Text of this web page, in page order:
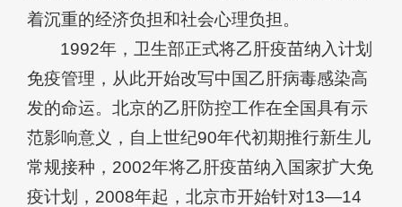
着沉重的经济负担和社会心理负担。
1992年，卫生部正式将乙肝疫苗纳入计划
免疫管理，从此开始改写中国乙肝病毒感染高
发的命运。北京的乙肝防控工作在全国具有示
范影响意义，自上世纪90年代初期推行新生儿
常规接种，2002年将乙肝疫苗纳入国家扩大免
疫计划，2008年起，北京市开始针对13—14